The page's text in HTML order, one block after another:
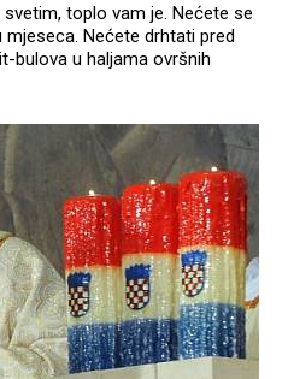
toplo vam je. Nećete se
Nećete drhtati pred
bulova u haljama ovršnih